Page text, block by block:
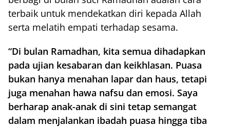
terbaik untuk mendekatkan diri kepada Allah
serta melatih empati terhadap sesama.
“Di bulan Ramadhan, kita semua dihadapkan
pada ujian kesabaran dan keikhlasan. Puasa
bukan hanya menahan lapar dan haus, tetapi
juga menahan hawa nafsu dan emosi. Saya
berharap anak-anak di sini tetap semangat
dalam menjalankan ibadah puasa hingga tiba